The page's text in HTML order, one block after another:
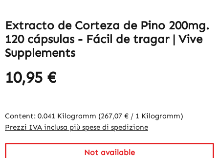
Extracto de Corteza de Pino 200mg.
120 cápsulas - Fácil de tragar | Vive
Supplements
10,95 €
Content: 0.041 Kilogramm (267,07 € / 1 Kilogramm)
Prezzi IVA inclusa più spese di spedizione
Not available